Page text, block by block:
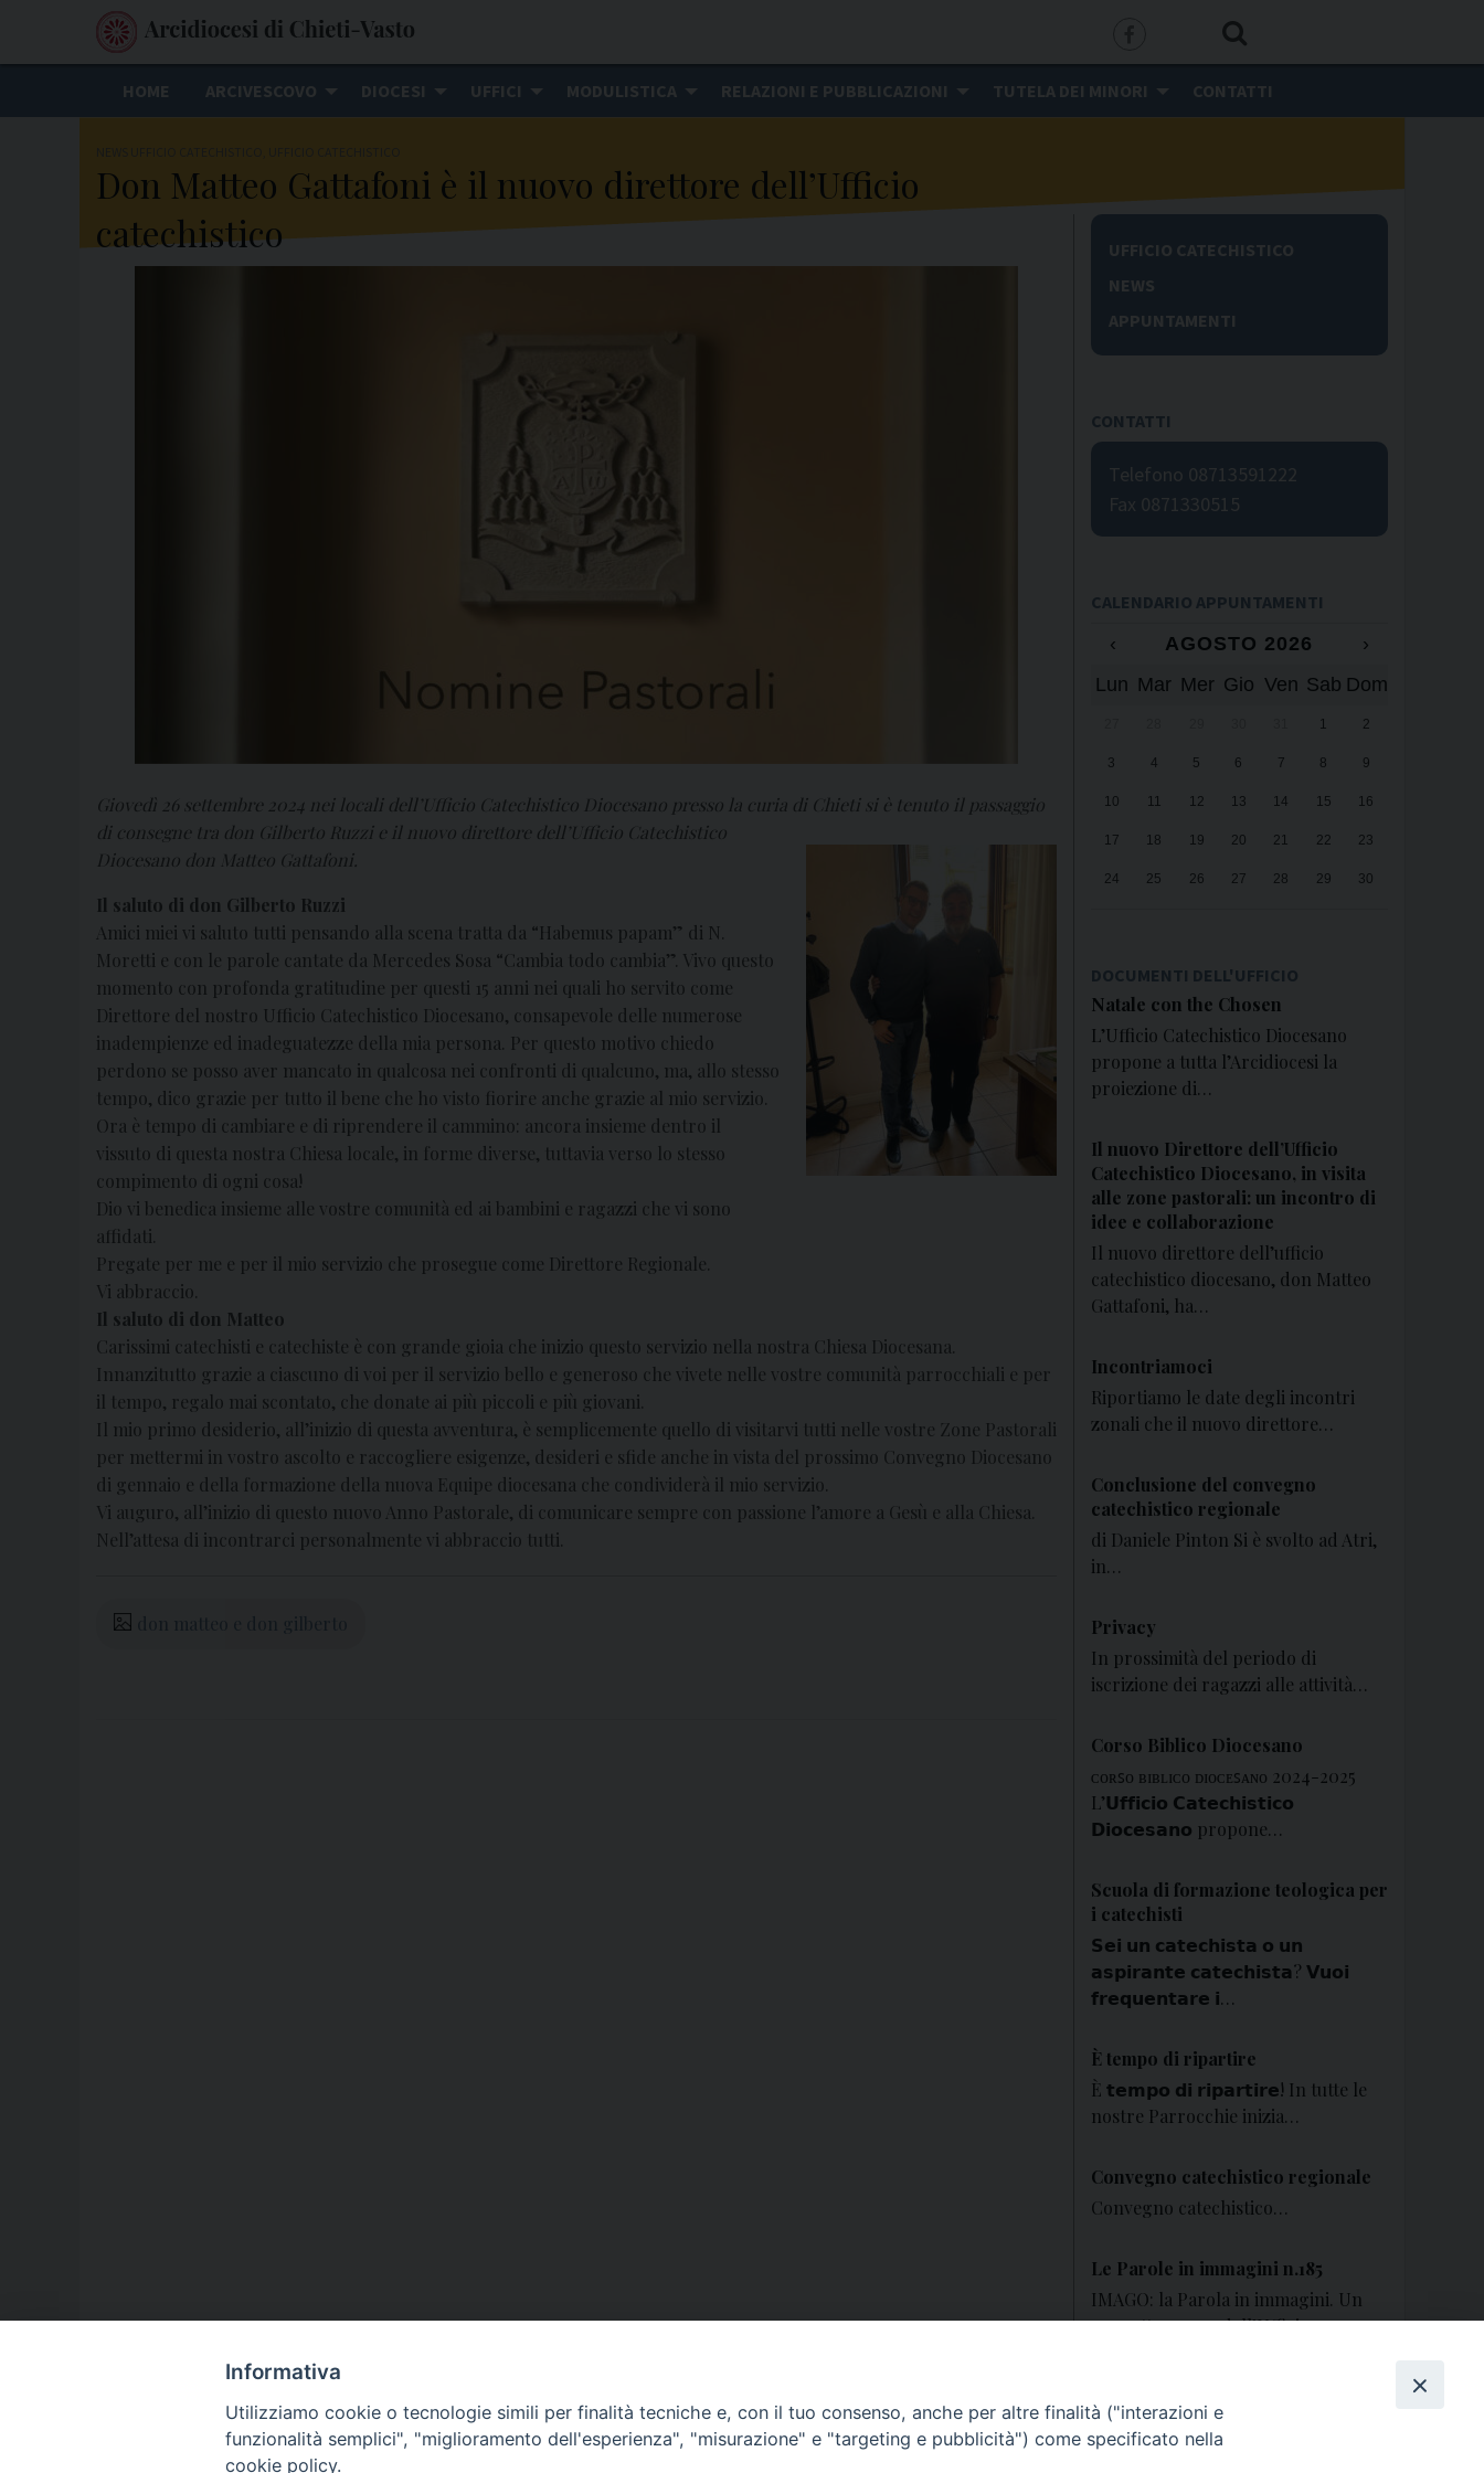
a
b
o
o
k
HOME ARCIVESCOVO DIOCESI UFFICI MODULISTICA RELAZIONI E PUBBLICAZIONI TUTELA DEI MINORI CONTATTI
Don Matteo Gattafoni è il nuovo direttore dell’Ufficio
catechistico
Giovedì 26 settembre 2024 nei locali dell’Ufficio Catechistico Diocesano presso la curia di Chieti si è tenuto il passaggio
di consegne tra don Gilberto Ruzzi e il nuovo direttore dell’Ufficio Catechistico
Diocesano don Matteo Gattafoni.
Il saluto di don Gilberto Ruzzi
Amici miei vi saluto tutti pensando alla scena tratta da “Habemus papam” di N.
Moretti e con le parole cantate da Mercedes Sosa “Cambia todo cambia”. Vivo questo
momento con profonda gratitudine per questi 15 anni nei quali ho servito come
Direttore del nostro Ufficio Catechistico Diocesano, consapevole delle numerose
inadempienze ed inadeguatezze della mia persona. Per questo motivo chiedo
perdono se posso aver mancato in qualcosa nei confronti di qualcuno, ma, allo stesso
tempo, dico grazie per tutto il bene che ho visto fiorire anche grazie al mio servizio.
Ora è tempo di cambiare e di riprendere il cammino: ancora insieme dentro il
vissuto di questa nostra Chiesa locale, in forme diverse, tuttavia verso lo stesso
compimento di ogni cosa!
Dio vi benedica insieme alle vostre comunità ed ai bambini e ragazzi che vi sono
affidati.
Pregate per me e per il mio servizio che prosegue come Direttore Regionale.
Vi abbraccio.
Il saluto di don Matteo
Carissimi catechisti e catechiste è con grande gioia che inizio questo servizio nella nostra Chiesa Diocesana.
Innanzitutto grazie a ciascuno di voi per il servizio bello e generoso che vivete nelle vostre comunità parrocchiali e per
il tempo, regalo mai scontato, che donate ai più piccoli e più giovani.
Il mio primo desiderio, all’inizio di questa avventura, è semplicemente quello di visitarvi tutti nelle vostre Zone Pastorali
per mettermi in vostro ascolto e raccogliere esigenze, desideri e sfide anche in vista del prossimo Convegno Diocesano
di gennaio e della formazione della nuova Equipe diocesana che condividerà il mio servizio.
Vi auguro, all’inizio di questo nuovo Anno Pastorale, di comunicare sempre con passione l’amore a Gesù e alla Chiesa.
Nell’attesa di incontrarci personalmente vi abbraccio tutti.
UFFICIO CATECHISTICO
NEWS
APPUNTAMENTI
CONTATTI
Telefono 08713591222
Fax 0871330515
CALENDARIO APPUNTAMENTI
‹
AGOSTO 2026
›
Lun Mar Mer Gio Ven Sab Dom
1 2
3 4 5 6 7 8 9
10 11 12 13 14 15 16
17 18 19 20 21 22 23
24 25 26 27 28 29 30
DOCUMENTI DELL'UFFICIO
Natale con the Chosen
L’Ufficio Catechistico Diocesano
propone a tutta l’Arcidiocesi la
proiezione di…
Il nuovo Direttore dell’Ufficio
Catechistico Diocesano, in visita
alle zone pastorali: un incontro di
idee e collaborazione
Il nuovo direttore dell’ufficio
catechistico diocesano, don Matteo
Gattafoni, ha…
Incontriamoci
Riportiamo le date degli incontri
zonali che il nuovo direttore…
Conclusione del convegno
catechistico regionale
di Daniele Pinton Si è svolto ad Atri,
in…
Privacy
In prossimità del periodo di
iscrizione dei ragazzi alle attività…
Corso Biblico Diocesano
ᴄᴏʀꜱᴏ ʙɪʙʟɪᴄᴏ ᴅɪᴏᴄᴇꜱᴀɴᴏ 2024-2025
L’𝗨𝗳𝗳𝗶𝗰𝗶𝗼 𝗖𝗮𝘁𝗲𝗰𝗵𝗶𝘀𝘁𝗶𝗰𝗼
𝗗𝗶𝗼𝗰𝗲𝘀𝗮𝗻𝗼 propone…
Scuola di formazione teologica per
i catechisti
𝗦𝗲𝗶 𝘂𝗻 𝗰𝗮𝘁𝗲𝗰𝗵𝗶𝘀𝘁𝗮 𝗼 𝘂𝗻
𝗮𝘀𝗽𝗶𝗿𝗮𝗻𝘁𝗲 𝗰𝗮𝘁𝗲𝗰𝗵𝗶𝘀𝘁𝗮? 𝗩𝘂𝗼𝗶
𝗳𝗿𝗲𝗾𝘂𝗲𝗻𝘁𝗮𝗿𝗲 𝗶…
È tempo di ripartire
È 𝘁𝗲𝗺𝗽𝗼 𝗱𝗶 𝗿𝗶𝗽𝗮𝗿𝘁𝗶𝗿𝗲! In tutte le
nostre Parrocchie inizia…
Convegno catechistico regionale
Convegno catechistico…
Le Parole in immagini n.185
IMAGO: la Parola in immagini. Un
progetto a cura dell’Ufficio…
archivio documenti
Informativa
Utilizziamo cookie o tecnologie simili per finalità tecniche e, con il tuo consenso, anche per altre finalità ("interazioni e
funzionalità semplici", "miglioramento dell'esperienza", "misurazione" e "targeting e pubblicità") come specificato nella
cookie policy.